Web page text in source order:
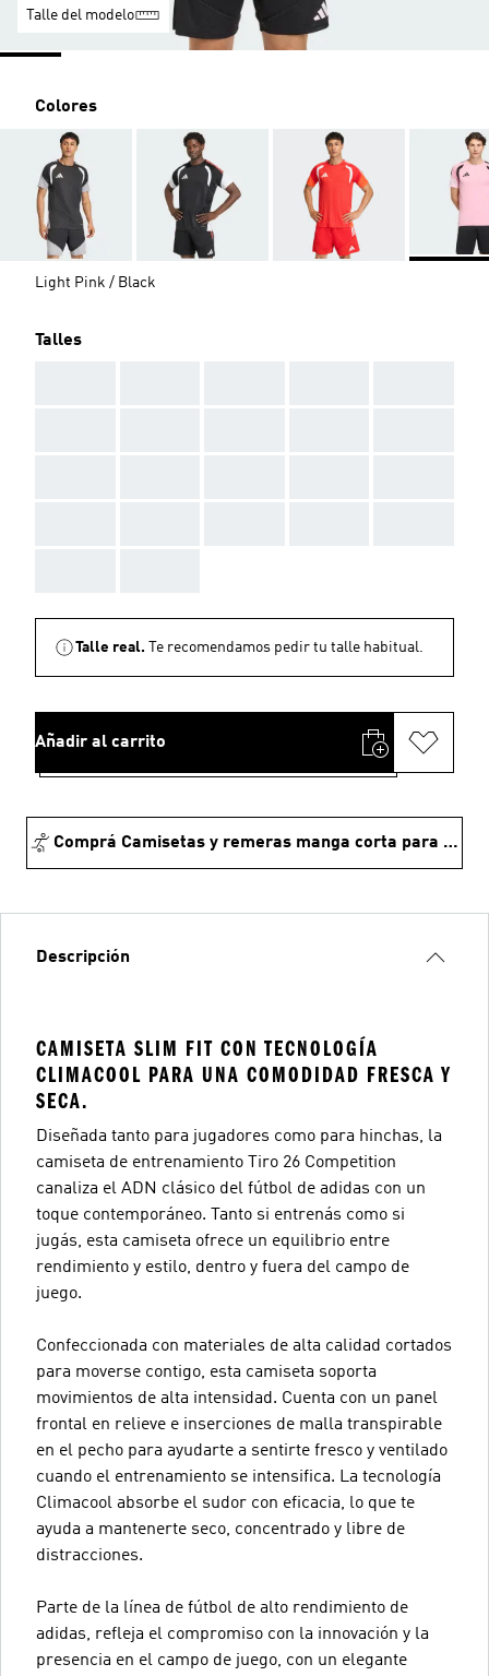
Talle del modelo
Colores
Light Pink / Black
Talles
Talle real. Te recomendamos pedir tu talle habitual.
Añadir al carrito
Comprá Camisetas y remeras manga corta para fútbol
Descripción
CAMISETA SLIM FIT CON TECNOLOGÍA
CLIMACOOL PARA UNA COMODIDAD FRESCA Y
SECA.
Diseñada tanto para jugadores como para hinchas, la
camiseta de entrenamiento Tiro 26 Competition
canaliza el ADN clásico del fútbol de adidas con un
toque contemporáneo. Tanto si entrenás como si
jugás, esta camiseta ofrece un equilibrio entre
rendimiento y estilo, dentro y fuera del campo de
juego.
Confeccionada con materiales de alta calidad cortados
para moverse contigo, esta camiseta soporta
movimientos de alta intensidad. Cuenta con un panel
frontal en relieve e inserciones de malla transpirable
en el pecho para ayudarte a sentirte fresco y ventilado
cuando el entrenamiento se intensifica. La tecnología
Climacool absorbe el sudor con eficacia, lo que te
ayuda a mantenerte seco, concentrado y libre de
distracciones.
Parte de la línea de fútbol de alto rendimiento de
adidas, refleja el compromiso con la innovación y la
presencia en el campo de juego, con un elegante